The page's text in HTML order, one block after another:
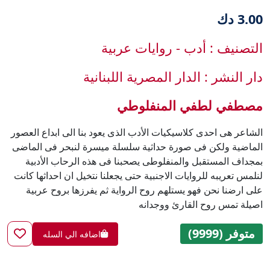
3.00 دك
التصنيف : أدب - روايات عربية
دار النشر : الدار المصرية اللبنانية
مصطفي لطفي المنفلوطي
الشاعر هى احدى كلاسيكيات الأدب الذى يعود بنا الى ابداع العصور
الماضية ولكن فى صورة حداثية سلسلة ميسرة لنبحر فى الماضى
بمجداف المستقبل والمنفلوطى يصحبنا فى هذه الرحاب الأدبية
لنلمس تعريبه للروايات الاجنبية حتى يجعلنا نتخيل ان احداثها كانت
على ارضنا نحن فهو يستلهم روح الرواية ثم يفرزها بروح عربية
اصيلة تمس روح القارئ ووجدانه
متوفر (9999) اضافه الي السله